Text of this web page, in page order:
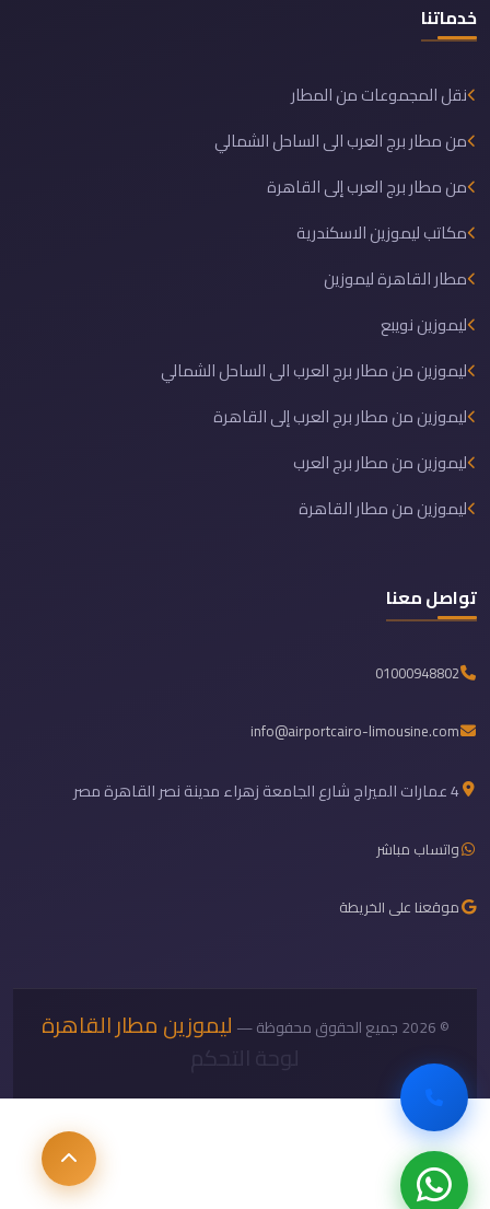
خدماتنا
نقل المجموعات من المطار
من مطار برج العرب الى الساحل الشمالي
من مطار برج العرب إلى القاهرة
مكاتب ليموزين الاسكندرية
مطار القاهرة ليموزين
ليموزين نويبع
ليموزين من مطار برج العرب الى الساحل الشمالي
ليموزين من مطار برج العرب إلى القاهرة
ليموزين من مطار برج العرب
ليموزين من مطار القاهرة
تواصل معنا
01000948802
info@airportcairo-limousine.com
4 عمارات الميراج شارع الجامعة زهراء مدينة نصر القاهرة مصر
واتساب مباشر
موقعنا على الخريطة
ليموزين مطار القاهرة